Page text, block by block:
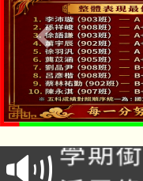
淨零
會
115年
程
學期